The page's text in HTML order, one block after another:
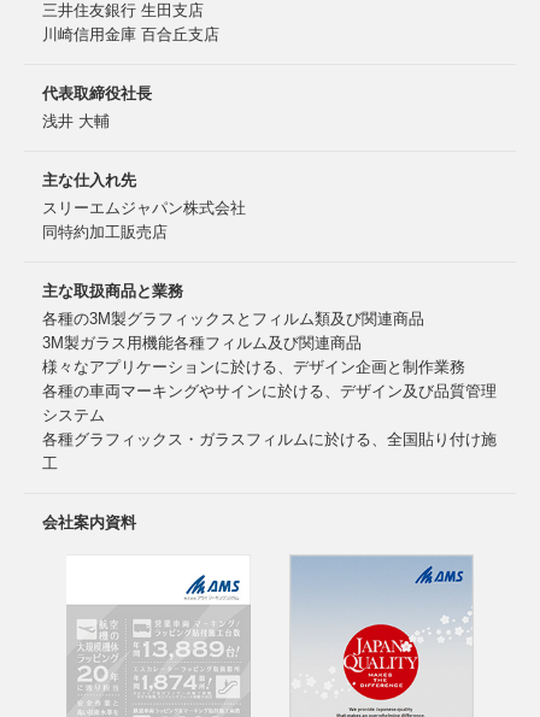
三井住友銀行 生田支店
川崎信用金庫 百合丘支店
代表取締役社長
浅井 大輔
主な仕入れ先
スリーエムジャパン株式会社
同特約加工販売店
主な取扱商品と業務
各種の3M製グラフィックスとフィルム類及び関連商品
3M製ガラス用機能各種フィルム及び関連商品
様々なアプリケーションに於ける、デザイン企画と制作業務
各種の車両マーキングやサインに於ける、デザイン及び品質管理
システム
各種グラフィックス・ガラスフィルムに於ける、全国貼り付け施
工
会社案内資料